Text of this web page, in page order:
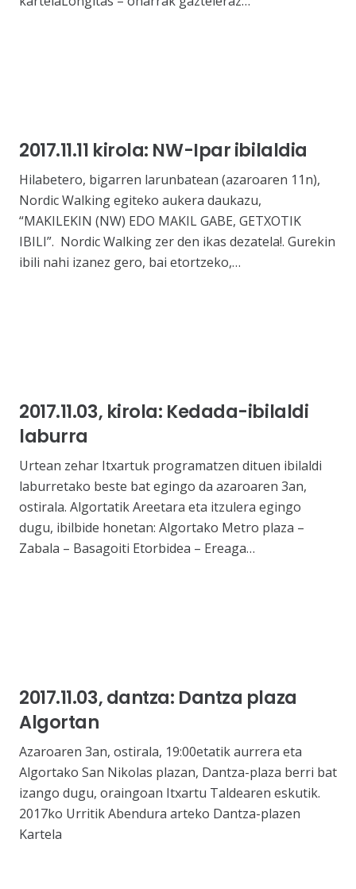
2017.11.11 kirola: NW-Ipar ibilaldia
Hilabetero, bigarren larunbatean (azaroaren 11n),
Nordic Walking egiteko aukera daukazu,
“MAKILEKIN (NW) EDO MAKIL GABE, GETXOTIK
IBILI”. Nordic Walking zer den ikas dezatela!. Gurekin
ibili nahi izanez gero, bai etortzeko,…
2017.11.03, kirola: Kedada-ibilaldi
laburra
Urtean zehar Itxartuk programatzen dituen ibilaldi
laburretako beste bat egingo da azaroaren 3an,
ostirala. Algortatik Areetara eta itzulera egingo
dugu, ibilbide honetan: Algortako Metro plaza –
Zabala – Basagoiti Etorbidea – Ereaga…
2017.11.03, dantza: Dantza plaza
Algortan
Azaroaren 3an, ostirala, 19:00etatik aurrera eta
Algortako San Nikolas plazan, Dantza-plaza berri bat
izango dugu, oraingoan Itxartu Taldearen eskutik.
2017ko Urritik Abendura arteko Dantza-plazen
Kartela